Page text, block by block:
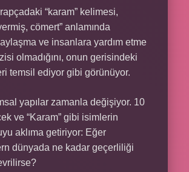
“karam” kelimesi,
cömert” anlamında
ve insanlara yardım etme
olmadığını, onun gerisindeki
temsil ediyor gibi görünüyor.
yapılar zamanla değişiyor. 10
ve “Karam” gibi isimlerin
aklıma getiriyor: Eğer
dünyada ne kadar geçerliliği